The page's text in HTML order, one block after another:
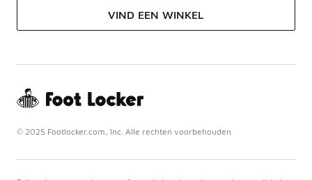
VIND EEN WINKEL
© 2025 Footlocker.com, Inc. Alle rechten voorbehouden